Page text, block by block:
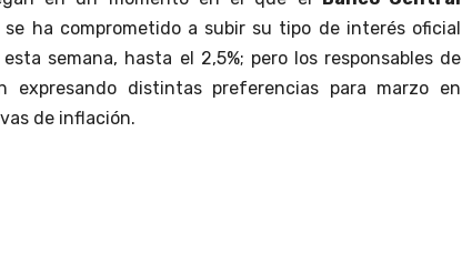
ha comprometido a subir su tipo de interés oficial
semana, hasta el 2,5%; pero los responsables de
expresando distintas preferencias para marzo en
de inflación.